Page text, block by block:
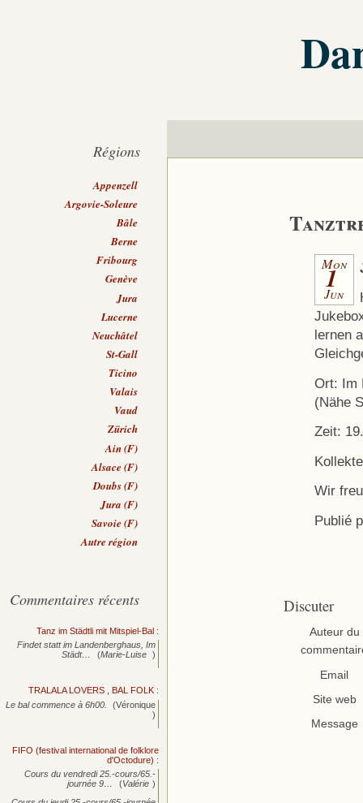
Mon
1
Jun
lernen
Ort: Im
(Nähe
Zeit:
Wir
Publié
Discuter
Auteur du
Email
Site web
Message
Régions
Appenzell
Argovie-Soleure
Bâle
Berne
Fribourg
Genève
Jura
Lucerne
Neuchâtel
St-Gall
Ticino
Valais
Vaud
Zürich
Ain (F)
Alsace (F)
Doubs (F)
Jura (F)
Savoie (F)
Autre région
Commentaires récents
Tanz im Städtli mit Mitspiel-Bal :
Findet statt im Landenberghaus, Im
Städt…
(Marie-Luise )
TRALALA LOVERS , BAL FOLK :
Le bal commence à 6h00.
(Véronique
)
FIFO (festival international de folklore
d'Octodure) :
Cours du vendredi 25.-cours/65.-
journée 9… (Valérie )